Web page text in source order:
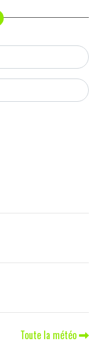
Toute la météo